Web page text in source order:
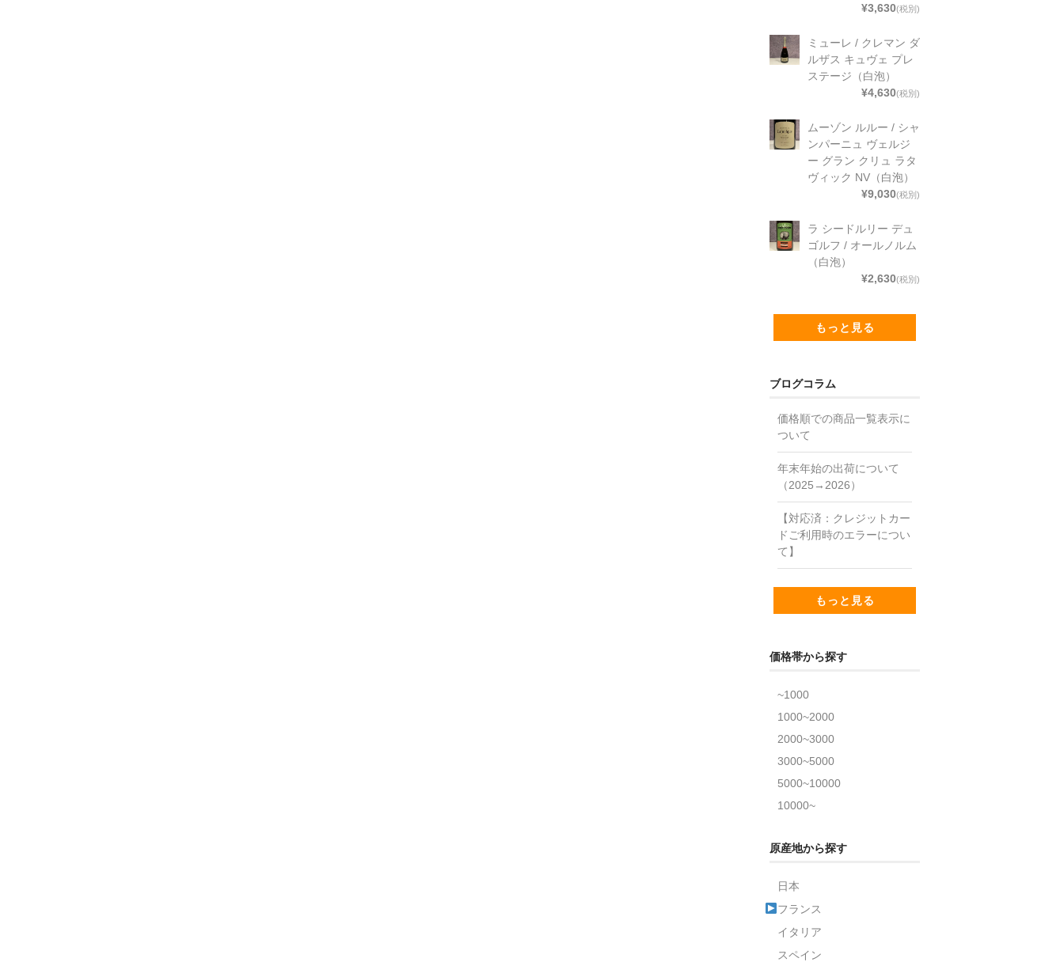
¥3,630(税別)
ミューレ / クレマン ダ
ルザス キュヴェ プレ
ステージ（白泡）
¥4,630(税別)
ムーゾン ルルー / シャ
ンパーニュ ヴェルジ
ー グラン クリュ ラタ
ヴィック NV（白泡）
¥9,030(税別)
ラ シードルリー デュ
ゴルフ / オールノルム
（白泡）
¥2,630(税別)
もっと見る
ブログコラム
価格順での商品一覧表示に
ついて
年末年始の出荷について
（2025→2026）
【対応済：クレジットカー
ドご利用時のエラーについ
て】
もっと見る
価格帯から探す
~1000
1000~2000
2000~3000
3000~5000
5000~10000
10000~
原産地から探す
日本
フランス
イタリア
スペイン